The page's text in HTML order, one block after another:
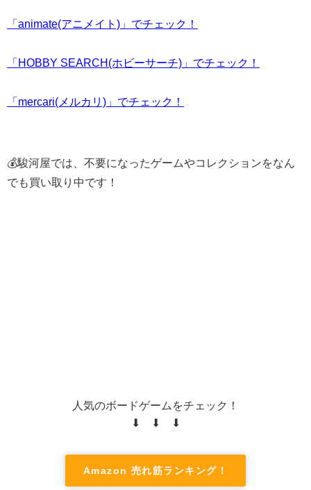
「animate(アニメイト)」でチェック！
「HOBBY SEARCH(ホビーサーチ)」でチェック！
「mercari(メルカリ)」でチェック！
💰駿河屋では、不要になったゲームやコレクションをなん
でも買い取り中です！
人気のボードゲームをチェック！
⬇ ⬇ ⬇
Amazon 売れ筋ランキング！